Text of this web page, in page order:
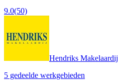
9.0(50)
Hendriks Makelaardij
5 gedeelde werkgebieden